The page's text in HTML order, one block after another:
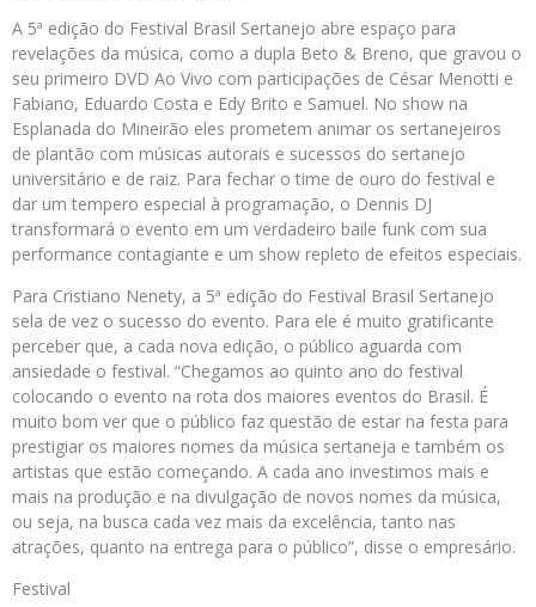
A 5ª edição do Festival Brasil Sertanejo abre espaço para
revelações da música, como a dupla Beto & Breno, que gravou o
seu primeiro DVD Ao Vivo com participações de César Menotti e
Fabiano, Eduardo Costa e Edy Brito e Samuel. No show na
Esplanada do Mineirão eles prometem animar os sertanejeiros
de plantão com músicas autorais e sucessos do sertanejo
universitário e de raiz. Para fechar o time de ouro do festival e
dar um tempero especial à programação, o Dennis DJ
transformará o evento em um verdadeiro baile funk com sua
performance contagiante e um show repleto de efeitos especiais.
Para Cristiano Nenety, a 5ª edição do Festival Brasil Sertanejo
sela de vez o sucesso do evento. Para ele é muito gratificante
perceber que, a cada nova edição, o público aguarda com
ansiedade o festival. “Chegamos ao quinto ano do festival
colocando o evento na rota dos maiores eventos do Brasil. É
muito bom ver que o público faz questão de estar na festa para
prestigiar os maiores nomes da música sertaneja e também os
artistas que estão começando. A cada ano investimos mais e
mais na produção e na divulgação de novos nomes da música,
ou seja, na busca cada vez mais da excelência, tanto nas
atrações, quanto na entrega para o público”, disse o empresário.
Festival